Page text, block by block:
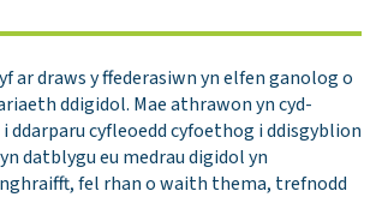
ar draws y ffederasiwn yn elfen ganolog o
ddigidol. Mae athrawon yn cyd-
ddarparu cyfleoedd cyfoethog i ddisgyblion
datblygu eu medrau digidol yn
fel rhan o waith thema, trefnodd